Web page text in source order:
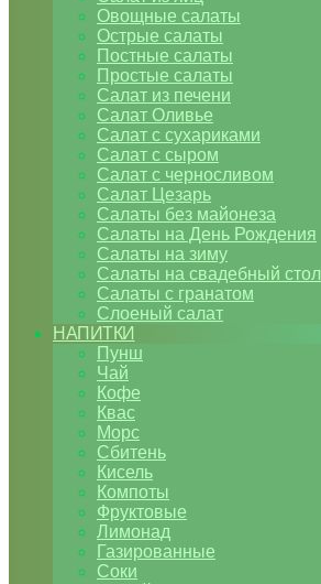
Овощные салаты
Острые салаты
Постные салаты
Простые салаты
Салат из печени
Салат Оливье
Салат с сухариками
Салат с сыром
Салат с черносливом
Салат Цезарь
Салаты без майонеза
Салаты на День Рождения
Салаты на зиму
Салаты на свадебный стол
Салаты с гранатом
Слоеный салат
НАПИТКИ
Пунш
Чай
Кофе
Квас
Морс
Сбитень
Кисель
Компоты
Фруктовые
Лимонад
Газированные
Соки